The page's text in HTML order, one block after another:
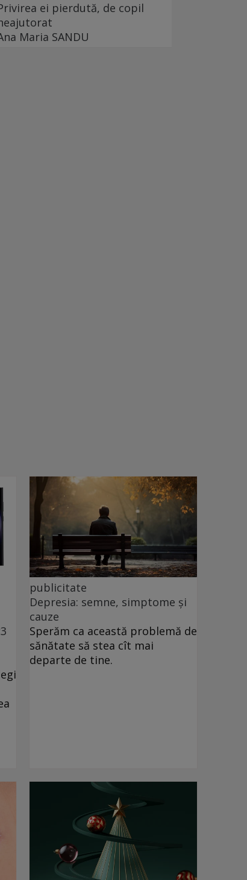
ei pierdută, de copil
Maria SANDU
publicitate
Depresia: semne, simptome și
cauze
Sperăm ca această problemă de
sănătate să stea cît mai
departe de tine.